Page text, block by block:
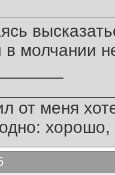
молчании
от меня